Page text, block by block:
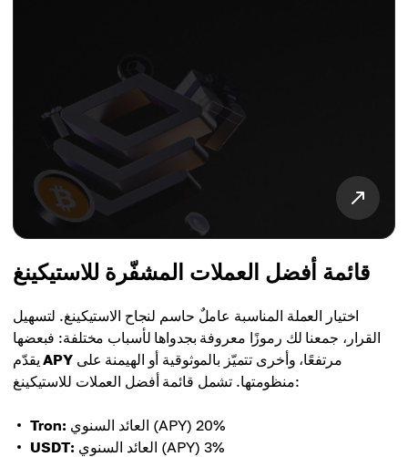
قائمة أفضل العملات المشفّرة للاستيكينغ
اختيار العملة المناسبة عاملٌ حاسم لنجاح الاستيكينغ. لتسهيل
القرار، جمعنا لك رموزًا معروفة بجدواها لأسباب مختلفة: فبعضها
يقدّمAPY
منظومتها. تشمل قائمة أفضل العملات للاستيكينغ:
Tron:
العائد السنوي (APY) 20%
USDT:
العائد السنوي (APY) 3%